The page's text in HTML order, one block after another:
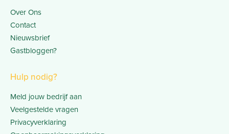
Over Ons
Contact
Nieuwsbrief
Gastbloggen?
Hulp nodig?
Meld jouw bedrijf aan
Veelgestelde vragen
Privacyverklaring